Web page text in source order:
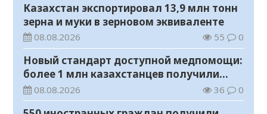
Казахстан экспортировал 13,9 млн тонн
зерна и муки в зерновом эквиваленте
08.08.2026 55 0
Новый стандарт доступной медпомощи:
более 1 млн казахстанцев получили
телемедицинские услуги
08.08.2026 36 0